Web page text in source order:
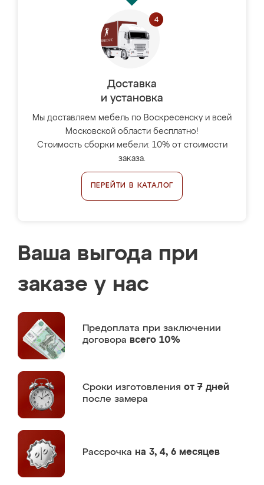
Доставка
и установка
Мы доставляем мебель по Воскресенску и всей
Московской области бесплатно!
Стоимость сборки мебели: 10% от стоимости
заказа.
ПЕРЕЙТИ В КАТАЛОГ
Ваша выгода при
заказе у нас
Предоплата при заключении
договора всего 10%
Сроки изготовления от 7 дней
после замера
Рассрочка на 3, 4, 6 месяцев